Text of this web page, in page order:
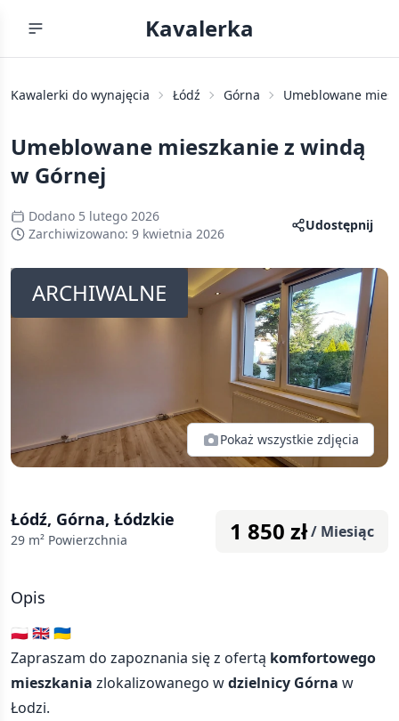
Kavalerka
Kawalerki do wynajęcia Łódź Górna Umeblowane
Umeblowane mieszkanie z windą
w Górnej
Dodano 5 lutego 2026
Zarchiwizowano: 9 kwietnia 2026
Udostępnij
ARCHIWALNE
Pokaż wszystkie zdjęcia
Łódź, Górna, Łódzkie
29 m² Powierzchnia 1 850 zł/ Miesiąc
Opis
🇵🇱 🇬🇧 🇺🇦
Zapraszam do zapoznania się z ofertą komfortowego
mieszkania zlokalizowanego wdzielnicy Górna w
Łodzi.